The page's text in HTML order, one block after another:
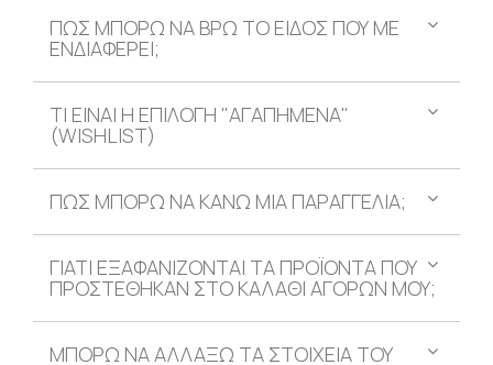
ΠΩΣ ΜΠΟΡΩ ΝΑ ΒΡΩ ΤΟ ΕΙΔΟΣ ΠΟΥ ΜΕ
ΕΝΔΙΑΦΕΡΕΙ;
ΤΙ ΕΙΝΑΙ Η ΕΠΙΛΟΓΗ "ΑΓΑΠΗΜΕΝΑ"
(WISHLIST)
ΠΩΣ ΜΠΟΡΩ ΝΑ ΚΑΝΩ ΜΙΑ ΠΑΡΑΓΓΕΛΙΑ;
ΓΙΑΤΙ ΕΞΑΦΑΝΙΖΟΝΤΑΙ ΤΑ ΠΡΟΪΟΝΤΑ ΠΟΥ
ΠΡΟΣΤΕΘΗΚΑΝ ΣΤΟ ΚΑΛΑΘΙ ΑΓΟΡΩΝ ΜΟΥ;
ΜΠΟΡΩ ΝΑ ΑΛΛΑΞΩ ΤΑ ΣΤΟΙΧΕΙΑ ΤΟΥ